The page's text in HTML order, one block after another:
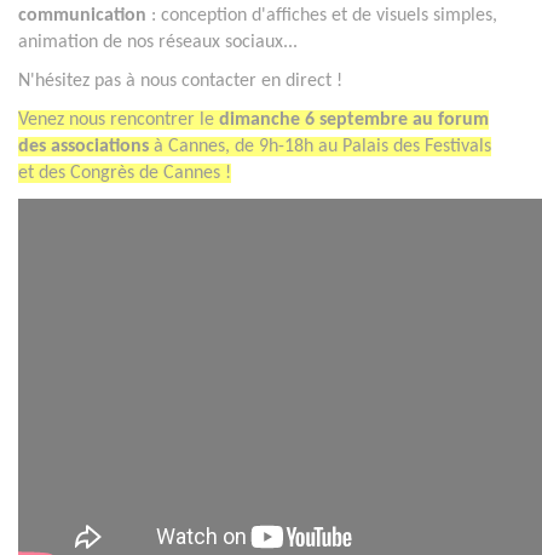
communication : conception d'affiches et de visuels simples,
animation de nos réseaux sociaux...
N'hésitez pas à nous contacter en direct !
Venez nous rencontrer le dimanche 6 septembre au forum
des associations à Cannes, de 9h-18h au Palais des Festivals
et des Congrès de Cannes !